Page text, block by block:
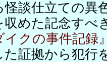
怪談仕立ての異
収めた記念すべ
イクの事件記録
た証拠から犯行